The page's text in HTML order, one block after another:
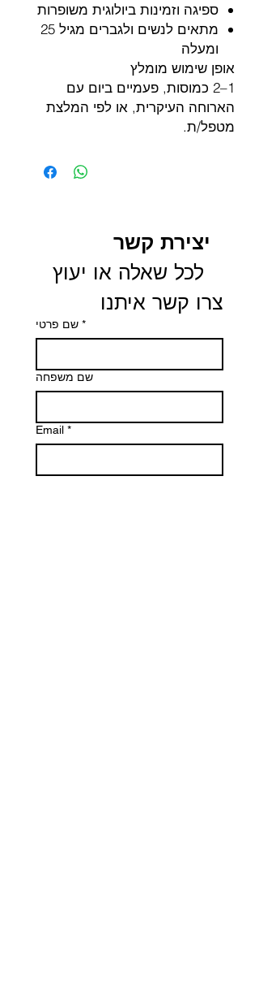
ספיגה וזמינות ביולוגית משופרות
מתאים לנשים ולגברים מגיל 25
ומעלה
אופן שימוש מומלץ
1–2 כמוסות, פעמיים ביום עם
הארוחה העיקרית, או לפי המלצת
מטפל/ת.
יצירת קשר
צרו קשר איתנו
שם פרטי *
שם משפחה
Email *